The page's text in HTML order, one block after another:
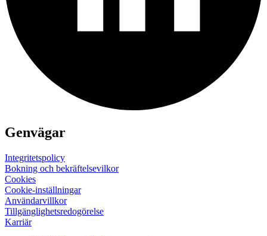
Genvägar
Integritetspolicy
Bokning och bekräftelsevilkor
Cookies
Cookie-inställningar
Användarvillkor
Tillgänglighets­redogörelse
Karriär